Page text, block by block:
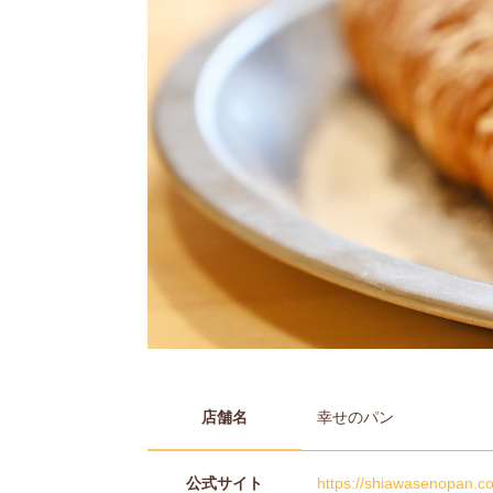
店舗名 幸せのパン
公式サイト https://